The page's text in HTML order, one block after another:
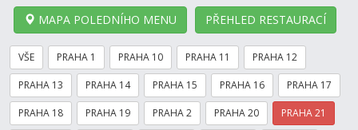
MAPA POLEDNÍHO MENU PŘEHLED RESTAURACÍ
VŠE PRAHA 1 PRAHA 10 PRAHA 11 PRAHA 12
PRAHA 13 PRAHA 14 PRAHA 15 PRAHA 16 PRAHA 17
PRAHA 18 PRAHA 19 PRAHA 2 PRAHA 20 PRAHA 21